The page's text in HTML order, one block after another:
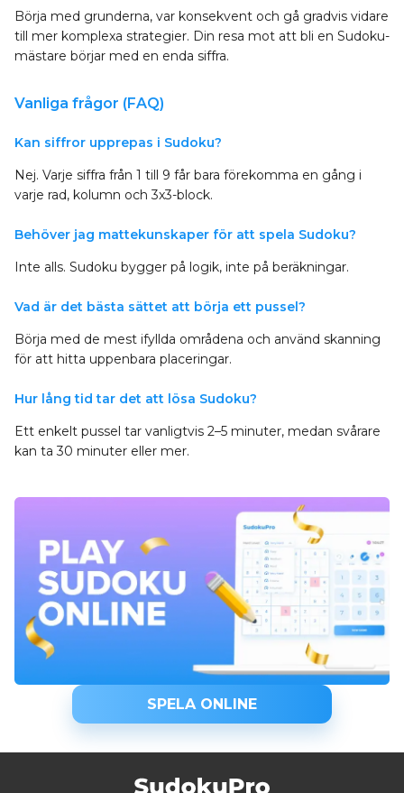
Börja med grunderna, var konsekvent och gå gradvis vidare
till mer komplexa strategier. Din resa mot att bli en Sudoku-
mästare börjar med en enda siffra.
Vanliga frågor (FAQ)
Kan siffror upprepas i Sudoku?
Nej. Varje siffra från 1 till 9 får bara förekomma en gång i
varje rad, kolumn och 3x3-block.
Behöver jag mattekunskaper för att spela Sudoku?
Inte alls. Sudoku bygger på logik, inte på beräkningar.
Vad är det bästa sättet att börja ett pussel?
Börja med de mest ifyllda områdena och använd skanning
för att hitta uppenbara placeringar.
Hur lång tid tar det att lösa Sudoku?
Ett enkelt pussel tar vanligtvis 2–5 minuter, medan svårare
kan ta 30 minuter eller mer.
SPELA ONLINE